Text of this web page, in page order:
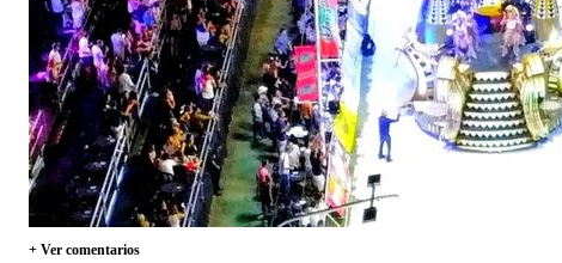
+ Ver comentarios